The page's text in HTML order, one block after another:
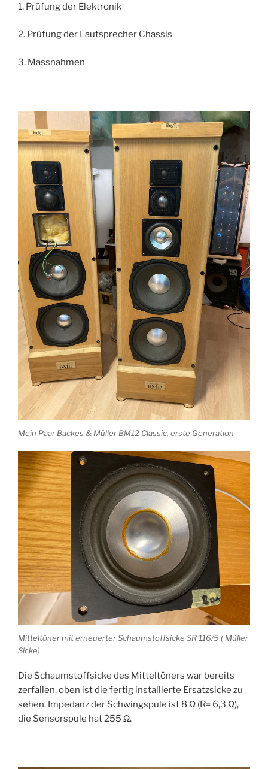
1. Prüfung der Elektronik
2. Prüfung der Lautsprecher Chassis
3. Massnahmen
Mein Paar Backes & Müller BM12 Classic, erste Generation
Mitteltöner mit erneuerter Schaumstoffsicke SR 116/5 ( Müller
Sicke)
Die Schaumstoffsicke des Mitteltöners war bereits
zerfallen, oben ist die fertig installierte Ersatzsicke zu
sehen. Impedanz der Schwingspule ist 8 Ω (R= 6,3 Ω),
die Sensorspule hat 255 Ω.